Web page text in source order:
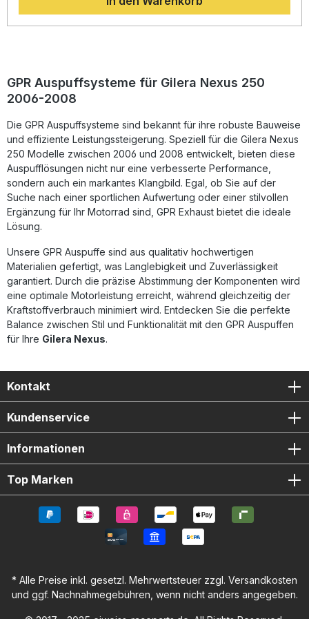
sonoren, sportlichen Sound, der dennoch im Rahmen der
gesetzlichen Zulassung bleibt.Gefertigt in Italien unter DIN-
and-Play-System, alle notwendigen Halterungen und
Anbauteile sind im Lieferumfang enthalten. Für die
Installation wird die Durchführung in einer Fachwerkstatt
abnehmbarem db-Killer Spürbare Leistungs- und
Drehmomentsteigerung Deutlich geringeres Gewicht als die
Serienanlage Sportlicher, kerniger Sound innerhalb der
Zulassung Plug-and-Play-Montage mit
fahrzeugspezifischen Halterungen Lieferumfang: GPR Evo4
Road Komplettauspuffanlage Abnehmbarer db-Killer
Fahrzeugspezifische Halterungen Montagematerial und
Zubehör
GPR Auspuffsysteme für Gilera Nexus 250
2006-2008
Die GPR Auspuffsysteme sind bekannt für ihre robuste Bauweise
und effiziente Leistungssteigerung. Speziell für die Gilera Nexus
250 Modelle zwischen 2006 und 2008 entwickelt, bieten diese
Auspufflösungen nicht nur eine verbesserte Performance,
sondern auch ein markantes Klangbild. Egal, ob Sie auf der
Suche nach einer sportlichen Aufwertung oder einer stilvollen
Ergänzung für Ihr Motorrad sind, GPR Exhaust bietet die ideale
Lösung.
Unsere GPR Auspuffe sind aus qualitativ hochwertigen
Materialien gefertigt, was Langlebigkeit und Zuverlässigkeit
garantiert. Durch die präzise Abstimmung der Komponenten wird
eine optimale Motorleistung erreicht, während gleichzeitig der
Kraftstoffverbrauch minimiert wird. Entdecken Sie die perfekte
Balance zwischen Stil und Funktionalität mit den GPR Auspuffen
für Ihre Gilera Nexus.
Kontakt
Kundenservice
Informationen
Top Marken
* Alle Preise inkl. gesetzl. Mehrwertsteuer zzgl. Versandkosten
und ggf. Nachnahmegebühren, wenn nicht anders angegeben.